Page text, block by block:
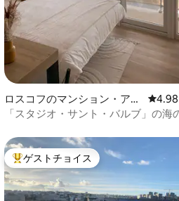
ロスコフのマンション・アパ
ート
レビ
「スタジオ・サント・バルブ」の海
大好評のゲストチョイスです。
ゲストチョイス